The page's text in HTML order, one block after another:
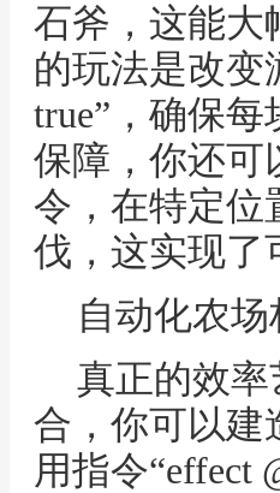
石斧，这能大
的玩法是改变
true”，确保
保障，你还可
令，在特定位
伐，这实现了
自动化农
真正的效
合，你可以建
用指令“effect